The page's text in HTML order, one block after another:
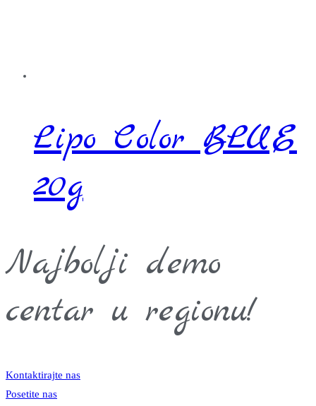
Lipo Color BLUE
20g
Najbolji demo
centar u regionu!
Kontaktirajte nas
Posetite nas